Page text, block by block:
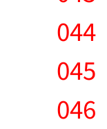
044
045
046